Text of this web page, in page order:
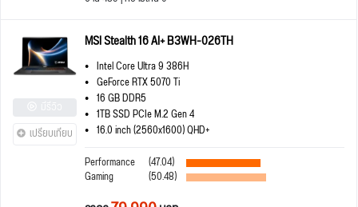
เปรียบเทียบ
MSI Stealth 16 AI+ B3WH-026TH
Intel Core Ultra 9 386H
GeForce RTX 5070 Ti
16 GB DDR5
1TB SSD PCIe M.2 Gen 4
16.0 inch (2560x1600) QHD+
Performance
(47.04)
Gaming (50.48)